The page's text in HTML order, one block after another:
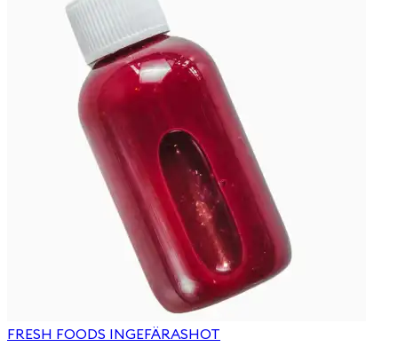
FRESH FOODS INGEFÄRASHOT